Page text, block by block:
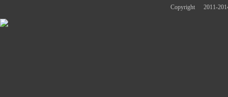
Copyright
2011-